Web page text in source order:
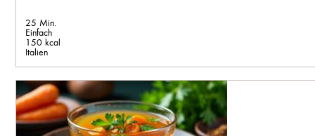
25 Min.
Einfach
150 kcal
Italien